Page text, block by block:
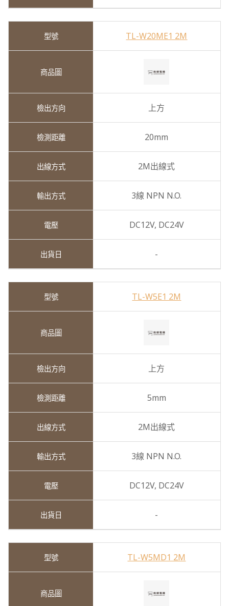
TL-W20ME1 2M
上方
20mm
2M出線式
3線 NPN N.O.
DC12V, DC24V
-
TL-W5E1 2M
上方
5mm
2M出線式
3線 NPN N.O.
DC12V, DC24V
-
TL-W5MD1 2M